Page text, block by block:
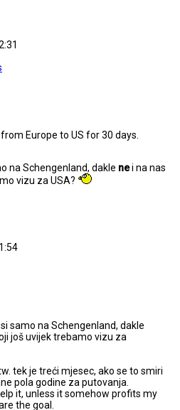
Europe to US for 30 days.
na Schengenland, dakle nei na nas
vizu za USA?
samo na Schengenland, dakle
još uvijek trebamo vizu za
tek je treći mjesec, ako se to smiri
pola godine za putovanja.
it, unless it somehow profits my
the goal.